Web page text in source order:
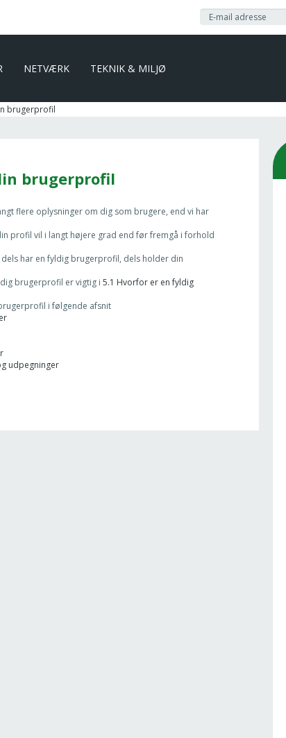
NETVÆRK TEKNIK & MILJØ
brugerprofil
brugerprofil
flere oplysninger om dig som brugere, end vi har
profil vil i langt højere grad end før fremgå i forhold
har en fyldig brugerprofil, dels holder din
brugerprofil er vigtig i 5.1 Hvorfor er en fyldig
i følgende afsnit
udpegninger